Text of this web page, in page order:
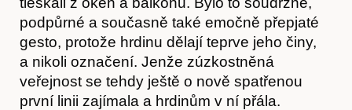
Kontakt
podpůrné a současně také emočně přepjaté
gesto, protože hrdinu dělají teprve jeho činy,
a nikoli označení. Jenže zúzkostněná
veřejnost se tehdy ještě o nově spatřenou
první linii zajímala a hrdinům v ní přála.